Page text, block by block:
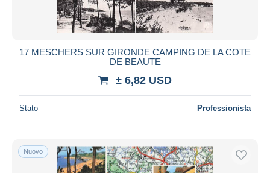
17 MESCHERS SUR GIRONDE CAMPING DE LA COTE
DE BEAUTE
± 6,82 USD
Stato Professionista
Nuovo